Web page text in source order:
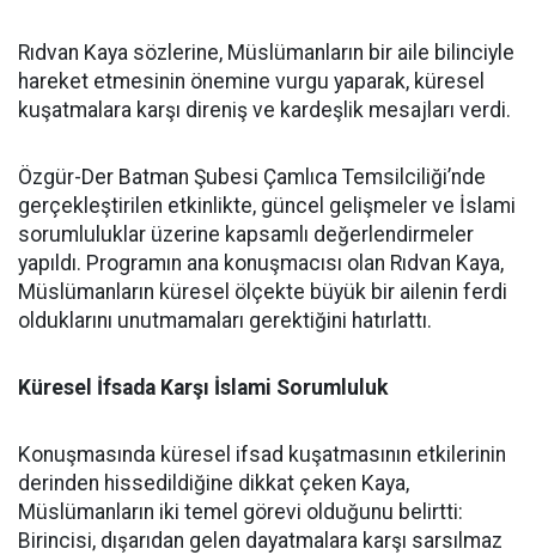
Rıdvan Kaya sözlerine, Müslümanların bir aile bilinciyle
hareket etmesinin önemine vurgu yaparak, küresel
kuşatmalara karşı direniş ve kardeşlik mesajları verdi.
Özgür-Der Batman Şubesi Çamlıca Temsilciliği’nde
gerçekleştirilen etkinlikte, güncel gelişmeler ve İslami
sorumluluklar üzerine kapsamlı değerlendirmeler
yapıldı. Programın ana konuşmacısı olan Rıdvan Kaya,
Müslümanların küresel ölçekte büyük bir ailenin ferdi
olduklarını unutmamaları gerektiğini hatırlattı.
Küresel İfsada Karşı İslami Sorumluluk
Konuşmasında küresel ifsad kuşatmasının etkilerinin
derinden hissedildiğine dikkat çeken Kaya,
Müslümanların iki temel görevi olduğunu belirtti:
Birincisi, dışarıdan gelen dayatmalara karşı sarsılmaz